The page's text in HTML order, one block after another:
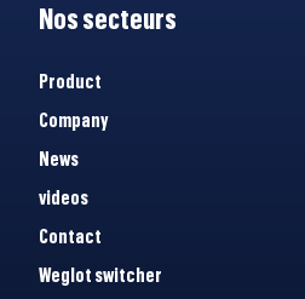
Nos secteurs
Product
Company
News
videos
Contact
Weglot switcher